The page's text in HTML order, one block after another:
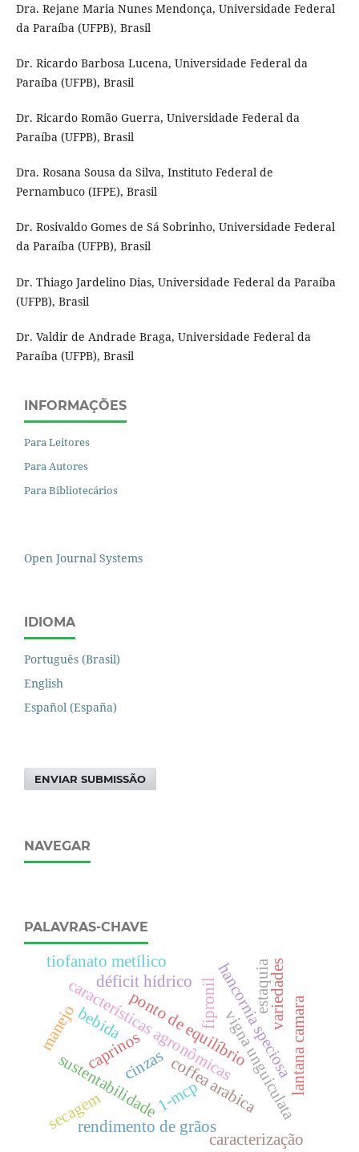
Dra. Rejane Maria Nunes Mendonça, Universidade Federal
da Paraíba (UFPB), Brasil
Dr. Ricardo Barbosa Lucena, Universidade Federal da
Paraíba (UFPB), Brasil
Dr. Ricardo Romão Guerra, Universidade Federal da
Paraíba (UFPB), Brasil
Dra. Rosana Sousa da Silva, Instituto Federal de
Pernambuco (IFPE), Brasil
Dr. Rosivaldo Gomes de Sá Sobrinho, Universidade Federal
da Paraíba (UFPB), Brasil
Dr. Thiago Jardelino Dias, Universidade Federal da Paraíba
(UFPB), Brasil
Dr. Valdir de Andrade Braga, Universidade Federal da
Paraíba (UFPB), Brasil
INFORMAÇÕES
Para Leitores
Para Autores
Para Bibliotecários
Open Journal Systems
IDIOMA
Português (Brasil)
English
Español (España)
ENVIAR SUBMISSÃO
NAVEGAR
PALAVRAS-CHAVE
caprinos
características agronômicasvigna unguiculata
sustentabilidadecoffea arabica
ponto de equilíbrio
1-mcp
hancornia speciosa
rendimento de grãos
déficit hídrico variedades
fipronil
tiofanato metílico
lantana camara
manejo
secagem
caracterização
cinzas
estaquia
bebida